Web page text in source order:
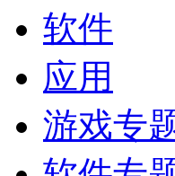
软件
应用
游戏专